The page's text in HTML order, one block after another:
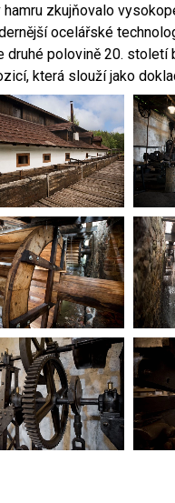
zkujňovalo
ocelářské
druhé polovině 20.
která slouží jako